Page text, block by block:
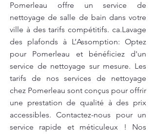
Pomerleau offre un service de
nettoyage de salle de bain dans votre
ville à des tarifs compétitifs. ca.Lavage
des plafonds à L’Assomption: Optez
pour Pomerleau et bénéficiez d'un
service de nettoyage sur mesure. Les
tarifs de nos services de nettoyage
chez Pomerleau sont conçus pour offrir
une prestation de qualité à des prix
accessibles. Contactez-nous pour un
service rapide et méticuleux ! Nos